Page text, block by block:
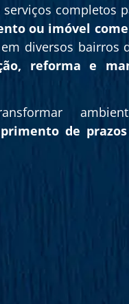
serviços completos
ou imóvel
diversos bairros
reforma e
de